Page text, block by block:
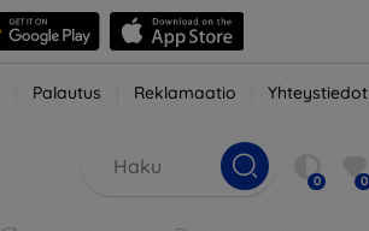
Palautus Reklamaatio Yhteystiedot
0 0